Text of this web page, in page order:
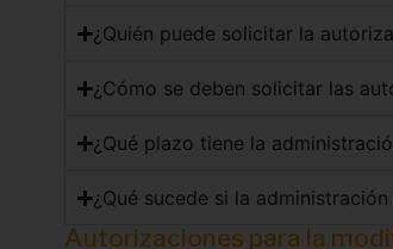
¿Quién puede solicitar la
¿Cómo se deben solicitar las
¿Qué plazo tiene la
¿Qué sucede si la
Autorizaciones para la